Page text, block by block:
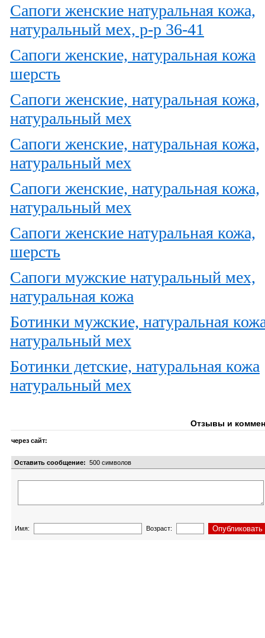
Сапоги женские натуральная кожа,
натуральный мех, р-р 36-41
Сапоги женские, натуральная кожа
шерсть
Сапоги женские, натуральная кожа,
натуральный мех
Сапоги женские, натуральная кожа,
натуральный мех
Сапоги женские, натуральная кожа,
натуральный мех
Сапоги женские натуральная кожа,
шерсть
Сапоги мужские натуральный мех,
натуральная кожа
Ботинки мужские, натуральная
натуральный мех
Ботинки детские, натуральная кожа
натуральный мех
Отзывы и
через сайт:
Оставить сообщение: 500 символов
Имя: Возраст: